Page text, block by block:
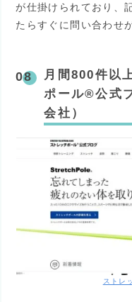
が仕掛けられており、
たらすぐに問い合わせ
月間800件以
ポール®公式
会社）
ストレ